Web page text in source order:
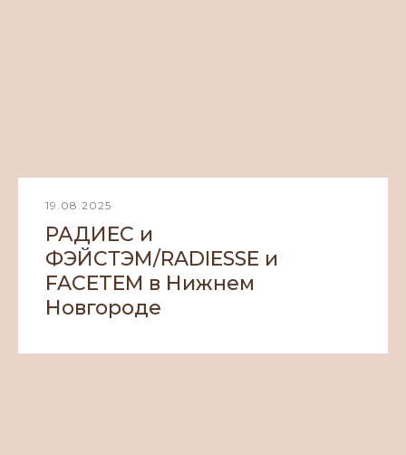
19.08.2025
РАДИЕС и
ФЭЙСТЭМ/RADIESSE и
FACETEM в Нижнем
Новгороде